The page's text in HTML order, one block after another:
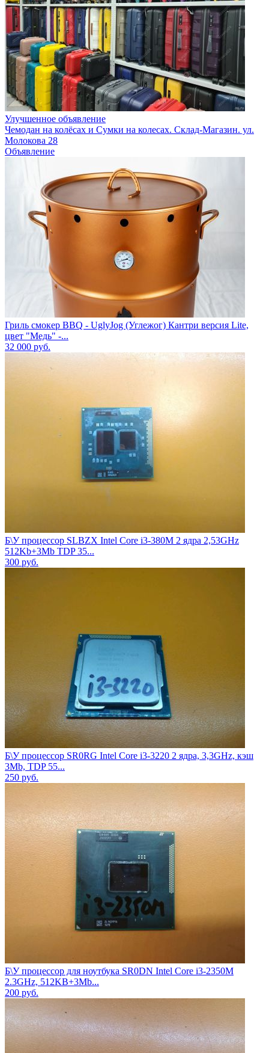
Улучшенное объявление
Чемодан на колёсах и Сумки на колесах. Склад-Магазин. ул.
Молокова 28
Объявление
Гриль смокер BBQ - UglyJog (Углежог) Кантри версия Lite,
цвет "Медь" -...
32 000 руб.
Б\У процессор SLBZX Intel Core i3-380M 2 ядра 2,53GHz
512Kb+3Mb TDP 35...
300 руб.
Б\У процессор SR0RG Intel Core i3-3220 2 ядра, 3,3GHz, кэш
3Mb, TDP 55...
250 руб.
Б\У процессор для ноутбука SR0DN Intel Core i3-2350M
2.3GHz, 512KB+3Mb...
200 руб.